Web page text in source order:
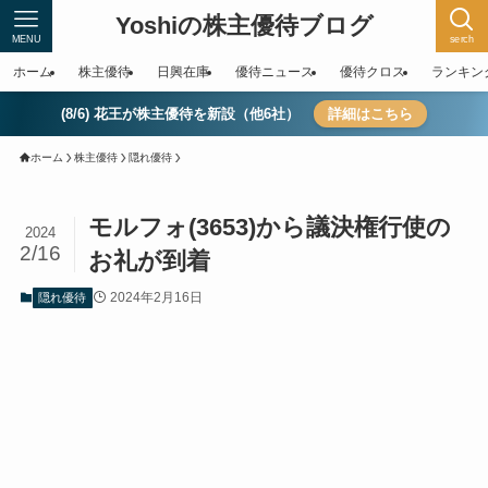
Yoshiの株主優待ブログ serch
MENU
ホーム 株主優待 日興在庫 優待ニュース 優待クロス ランキン
(8/6) 花王が株主優待を新設（他6社） 詳細はこちら
ホーム 株主優待 隠れ優待
モルフォ(3653)から議決権行使の
お礼が到着
2024
2/16
隠れ優待 2024年2月16日